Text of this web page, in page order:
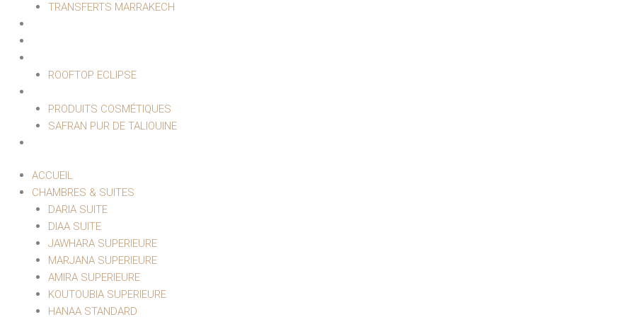
TRANSFERTS MARRAKECH
ROOFTOP ECLIPSE
PRODUITS COSMÉTIQUES
SAFRAN PUR DE TALIOUINE
ACCUEIL
CHAMBRES & SUITES
DARIA SUITE
DIAA SUITE
JAWHARA SUPERIEURE
MARJANA SUPERIEURE
AMIRA SUPERIEURE
KOUTOUBIA SUPERIEURE
HANAA STANDARD